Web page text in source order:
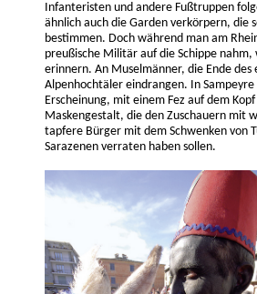
Infanteristen und andere Fußtruppen
ähnlich auch die Garden verkörpern, die
bestimmen. Doch während man am
preußische Militär auf die Schippe
erinnern. An Muselmänner, die Ende
Alpenhochtäler eindrangen. In
Erscheinung, mit einem Fez auf dem
Maskengestalt, die den Zuschauern mit
tapfere Bürger mit dem Schwenken von
Sarazenen verraten haben sollen.